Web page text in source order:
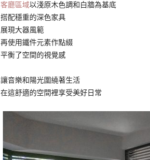
客廳區域以淺原木色調和白牆為基底
搭配穩重的深色家具
展現大器風範
再使用鐵件元素作點綴
平衡了空間的視覺感
讓音樂和陽光圍繞著生活
在這舒適的空間裡享受美好日常